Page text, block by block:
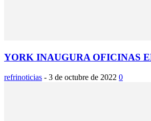
YORK INAUGURA OFICINAS
refrinoticias - 3 de octubre de 2022 0